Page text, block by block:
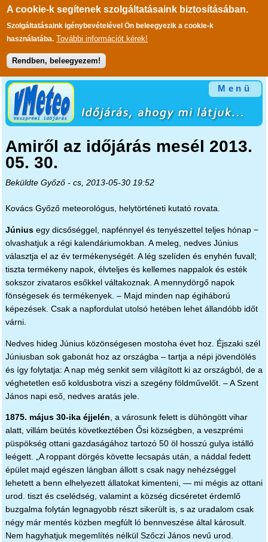
A cookie-k segítenek szolgáltatásaink biztosításában.
Szolgáltatásaink igénybevételével Ön beleegyezik a cookie-k
használatába. További információt kérek!
Rendben, beleegyezem!
Ugrás a tartalomra
Menü
Amiről az időjárás mesél 2013.
05. 30.
Beküldte Győző- cs, 2013-05-30 19:52
Kovács Győző meteorológus, helytörténeti kutató rovata.
Júniusegy dicsőséggel, napfénnyel és tenyészettel teljes hónap −
olvashatjuk a régi kalendáriumokban. A meleg, nedves Június
választja el az év termékenységét. A lég szelíden és enyhén fuvall;
tiszta termékeny napok, élvteljes és kellemes nappalok és esték
sokszor zivataros esőkkel váltakoznak. A mennydörgő napok
fönségesek és termékenyek. – Majd minden nap égiháború
képezések. Csak a napfordulat utolsó hetében lehet állandóbb időt
várni.
Nedves hideg Június közönségesen mostoha évet hoz. Éjszaki szél
Júniusban sok gabonát hoz az országba – tartja a népi jövendölés
és így folytatja: A nap még senkit sem világított ki az országból, de a
véghetetlen eső koldusbotra viszi a szegény földművelőt. – A Szent
János napi eső, nedves aratás jele.
1875. május 30-ika éjjelén, a városunk felett is dühöngött vihar
alatt, villám beütés következtében Ősi községben, a veszprémi
püspökség ottani gazdaságához tartozó 50 öl hosszú gulya istálló
leégett. „A roppant dörgés követte lecsapás után, a náddal fedett
épület majd egészen lángban állott s csak nagy nehézséggel
lehetett a benn elhelyezett állatokat kimenteni, — mi mégis az ottani
urod. tiszt és cselédség, valamint a község dicséretet érdemlő
buzgalma folytán legnagyobb részt sikerült is, s az uradalom csak
négy már mentés közben megfúlt ló bennveszése által károsult.
Nem hagyhatjuk megemlítés nélkül Szőczi János nevű urod.